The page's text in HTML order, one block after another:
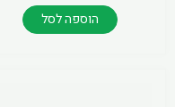
הוספה לסל